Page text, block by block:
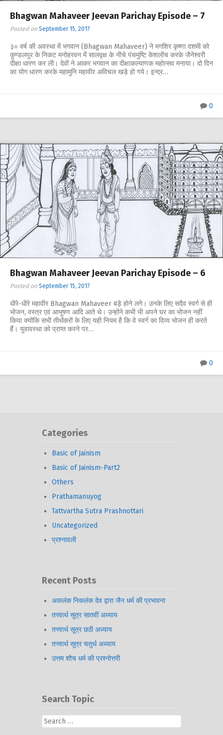
Bhagwan Mahaveer Jeevan Parichay Episode – 7
Posted on September 15, 2017
३० वर्ष की अवस्था में भगवान (Bhagwan Mahaveer) ने मगशिर कृष्णा दशमी को
कुण्डलपुर के निकट मनोहरवन में सालवृक्ष के नीचे पंचमुष्टि केशलोंच करके जैनेश्वरी
दीक्षा धारण कर ली। देवों ने आकर भगवान का दीक्षाकल्याणक महोत्सव मनाया। दो दिन
का योग धारण करके महामुनि महावीर अविचल खड़े हो गये। इन्द्र…
0
Bhagwan Mahaveer Jeevan Parichay Episode – 6
Posted on September 15, 2017
धीरे-धीरे महावीर Bhagwan Mahaveer बड़े होने लगे। उनके लिए सदैव स्वर्ग से ही
भोजन, वस्त्र एवं आभूषण आदि आते थे। उन्होंने कभी भी अपने घर का भोजन नहीं
किया क्योंकि सभी तीर्थंकरों के लिए यही नियम है कि वे स्वर्ग का दिव्य भोजन ही करते
हैं। युवावस्था को प्राप्त करने पर…
0
Categories
Basic of Jainism
Basic of Jainism-Part2
Others
Prathamanuyog
Tattvartha Sutra Prashnottari
Uncategorized
प्रश्नावली
Recent Posts
अकलंक निकलंक देव द्वारा जैन धर्म की प्रभावना
तत्त्वार्थ सूत्र सातवीं अध्याय
तत्त्वार्थ सूत्र छठी अध्याय
तत्त्वार्थ सूत्र चतुर्थ अध्याय
उत्तम शौच धर्म की प्रश्नोत्तरी
Search Topic
Search
for: